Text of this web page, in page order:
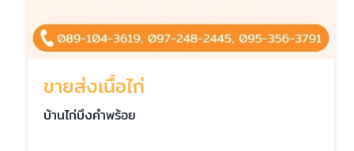
ขายส่งเนื้อไก่
บ้านไก่บึงคำพร้อย